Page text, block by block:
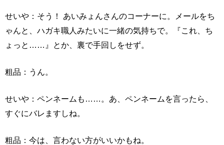
せいや：そう！ あいみょんさんのコーナーに。メールをち
ゃんと、ハガキ職人みたいに一緒の気持ちで。『これ、ち
ょっと……』とか、裏で手回しをせず。
粗品：うん。
せいや：ペンネームも……。あ、ペンネームを言ったら、
すぐにバレますしね。
粗品：今は、言わない方がいいかもね。